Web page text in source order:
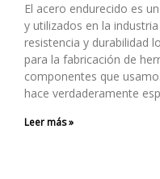
El acero endurecido es
y utilizados en la
resistencia y durabilidad
para la fabricación de
componentes que
hace verdaderamente
Leer más »